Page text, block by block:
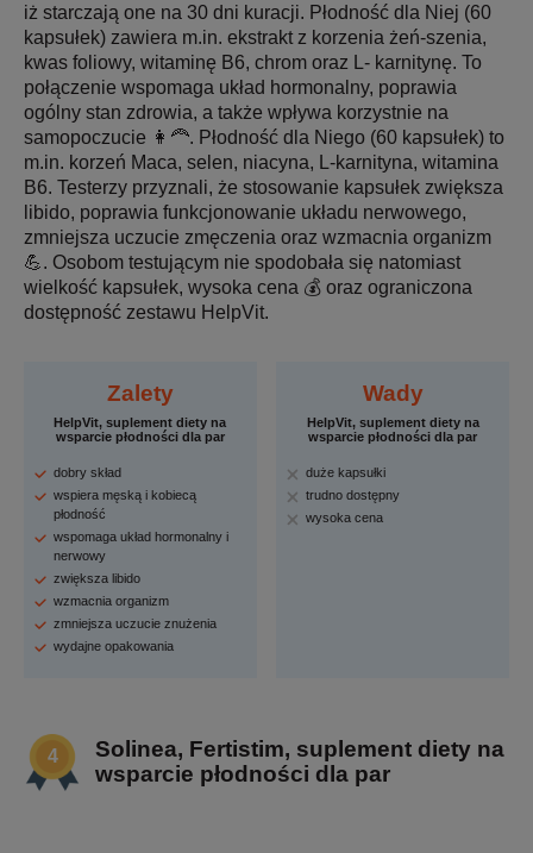
iż starczają one na 30 dni kuracji. Płodność dla Niej (60
kapsułek) zawiera m.in. ekstrakt z korzenia żeń-szenia,
kwas foliowy, witaminę B6, chrom oraz L- karnitynę. To
połączenie wspomaga układ hormonalny, poprawia
ogólny stan zdrowia, a także wpływa korzystnie na
samopoczucie 👩‍🦰. Płodność dla Niego (60 kapsułek) to
m.in. korzeń Maca, selen, niacyna, L-karnityna, witamina
B6. Testerzy przyznali, że stosowanie kapsułek zwiększa
libido, poprawia funkcjonowanie układu nerwowego,
zmniejsza uczucie zmęczenia oraz wzmacnia organizm
💪. Osobom testującym nie spodobała się natomiast
wielkość kapsułek, wysoka cena 💰 oraz ograniczona
dostępność zestawu HelpVit.
Zalety
HelpVit, suplement diety na
wsparcie płodności dla par
dobry skład
wspiera męską i kobiecą
płodność
wspomaga układ hormonalny i
nerwowy
zwiększa libido
wzmacnia organizm
zmniejsza uczucie znużenia
wydajne opakowania
Wady
HelpVit, suplement diety na
wsparcie płodności dla par
duże kapsułki
trudno dostępny
wysoka cena
Solinea, Fertistim, suplement diety na
wsparcie płodności dla par